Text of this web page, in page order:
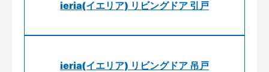
ieria(イエリア) リビングドア 引戸
ieria(イエリア) リビングドア 吊戸